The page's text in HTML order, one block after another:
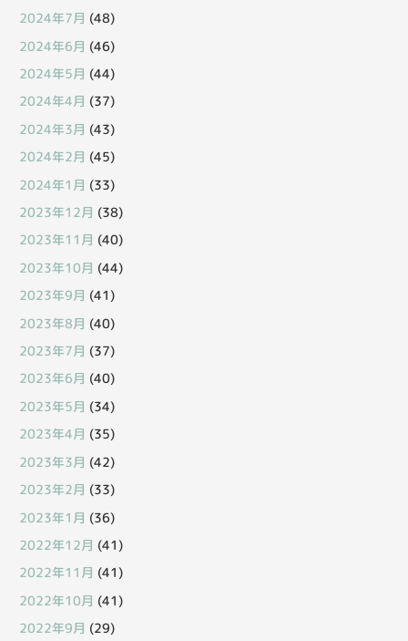
2024年7月 (48)
2024年6月 (46)
2024年5月 (44)
2024年4月 (37)
2024年3月 (43)
2024年2月 (45)
2024年1月 (33)
2023年12月 (38)
2023年11月 (40)
2023年10月 (44)
2023年9月 (41)
2023年8月 (40)
2023年7月 (37)
2023年6月 (40)
2023年5月 (34)
2023年4月 (35)
2023年3月 (42)
2023年2月 (33)
2023年1月 (36)
2022年12月 (41)
2022年11月 (41)
2022年10月 (41)
2022年9月 (29)